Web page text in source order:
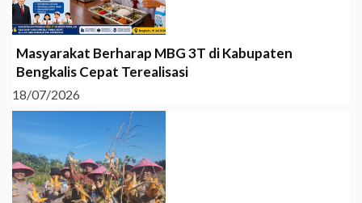
Masyarakat Berharap MBG 3T di Kabupaten
Bengkalis Cepat Terealisasi
18/07/2026